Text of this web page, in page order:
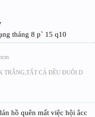
tháng 8 p` 15 q10
TRẮNG,TẤT CẢ ĐỀU ĐUÔI D
hồ quên mất việc hội âcc